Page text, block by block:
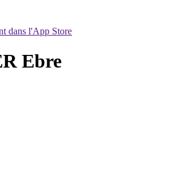
dans l'App Store
Ebre